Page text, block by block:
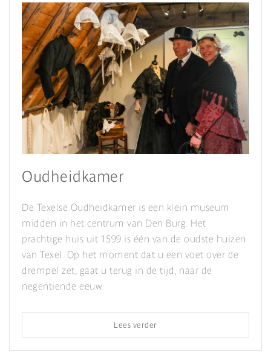
Oudheidkamer
De Texelse Oudheidkamer is een klein museum
midden in het centrum van Den Burg. Het
prachtige huis uit 1599 is één van de oudste huizen
van Texel. Op het moment dat u een voet over de
drempel zet, gaat u terug in de tijd, naar de
negentiende eeuw.
Lees verder